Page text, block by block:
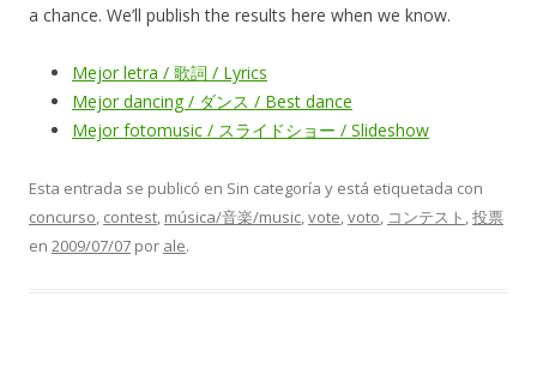
a chance. We’ll publish the results here when we know.
Mejor letra / 歌詞 / Lyrics
Mejor dancing / ダンス / Best dance
Mejor fotomusic / スライドショー / Slideshow
Esta entrada se publicó en Sin categoría y está etiquetada con
concurso, contest, música/音楽/music,vote,voto, コンテスト ,投票
en 2009/07/07 por ale.